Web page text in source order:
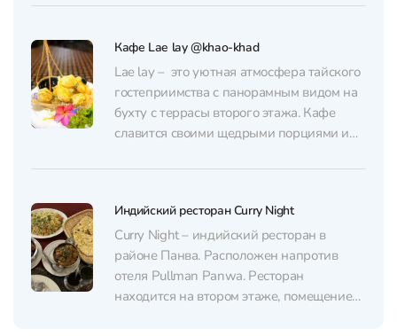
Управляют кафе бабушка и ее внуки, и
спокойно, душевно и без спешки. Бистро...
Кафе Lae lay @khao-khad
Lae lay – это уютная атмосфера тайского
гостеприимства с панорамным видом на
бухту с террасы второго этажа. Кафе
славится своими щедрыми порциями и
не только традиционные тайские блюда,
популярные европейские, например,
бургеры, пицца и паста. Персонал кафе...
Индийский ресторан Curry Night
Curry Night – индийский ресторан в
районе Панва. Расположен напротив
отеля Pullman Panwa. Ресторан
находится на втором этаже, помещение